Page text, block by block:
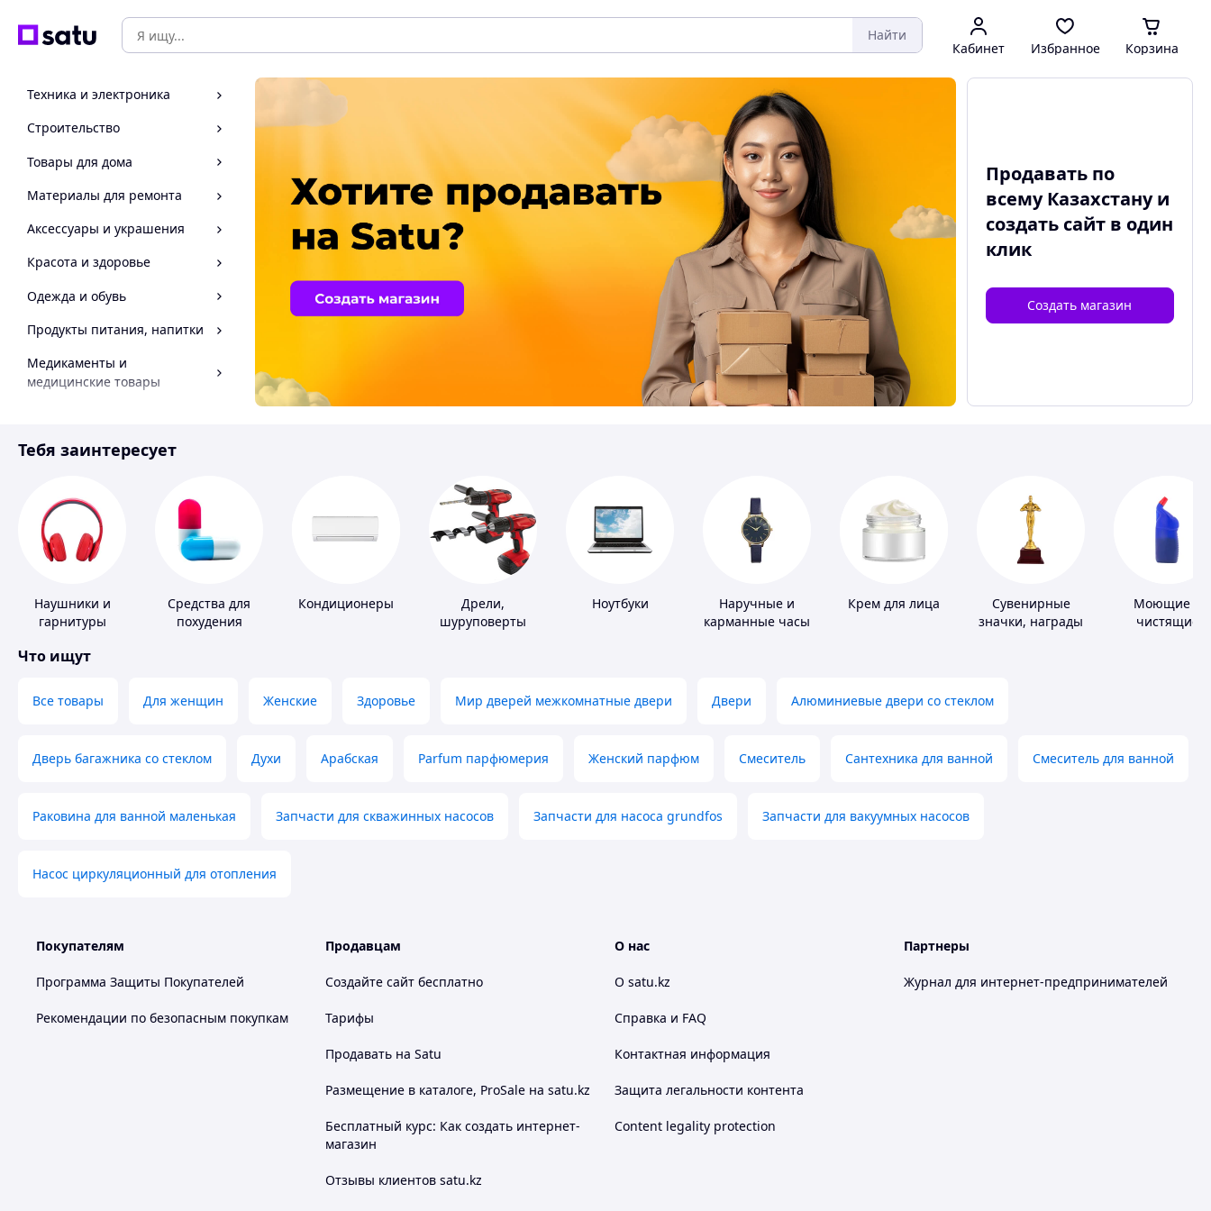
Найти
Кабинет Избранное Корзина
Техника и электроника
Строительство
Товары для дома
Материалы для ремонта
Аксессуары и украшения
Красота и здоровье
Одежда и обувь
Продукты питания, напитки
Медикаменты и
медицинские товары
Инструмент
Продавать по
всему Казахстану и
создать сайтв один
клик
Создать магазин
Тебя заинтересует
Наушники и
гарнитуры
Средства для
похудения
Кондиционеры
Дрели,
шуруповерты
Ноутбуки
Наручные и
карманные часы
Крем для лица
Сувенирные
значки, награды
Моющие и
чистящие
Что ищут
Все товары Для женщин Женские Здоровье Мир дверей межкомнатные двери Двери Алюминиевые двери со стеклом
Дверь багажника со стеклом Духи Арабская Parfum парфюмерия Женский парфюм Смеситель Сантехника для ванной Смеситель для ванной
Раковина для ванной маленькая Запчасти для скважинных насосов Запчасти для насоса grundfos Запчасти для вакуумных насосов
Насос циркуляционный для отопления
Покупателям
Программа Защиты Покупателей
Рекомендации по безопасным покупкам
Продавцам
Создайте сайт бесплатно
Тарифы
Продавать на Satu
Размещение в каталоге, ProSale на satu.kz
Бесплатный курс: Как создать интернет-
магазин
Отзывы клиентов satu.kz
О нас
О satu.kz
Справка и FAQ
Контактная информация
Защита легальности контента
Content legality protection
Партнеры
Журнал для интернет-предпринимателей